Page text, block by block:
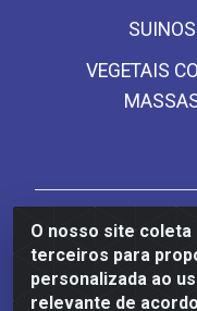
O nosso site
terceiros para
personalizada ao
relevante de
SUINOS
VEGETAIS
Frinscal -
LTDA - Rodovia BR
Rosa,